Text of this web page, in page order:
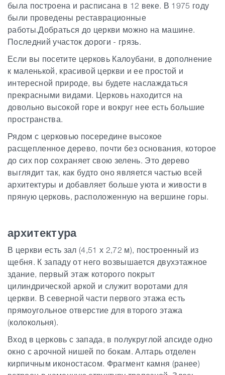
была построена и расписана в 12 веке. В 1975 году
были проведены реставрационные
работы.Добраться до церкви можно на машине.
Последний участок дороги - грязь.
Если вы посетите церковь Калоубани, в дополнение
к маленькой, красивой церкви и ее простой и
интересной природе, вы будете наслаждаться
прекрасными видами. Церковь находится на
довольно высокой горе и вокруг нее есть большие
пространства.
Рядом с церковью посередине высокое
расщепленное дерево, почти без основания, которое
до сих пор сохраняет свою зелень. Это дерево
выглядит так, как будто оно является частью всей
архитектуры и добавляет больше уюта и живости в
пряную церковь, расположенную на вершине горы.
архитектура
В церкви есть зал (4,51 х 2,72 м), построенный из
щебня. К западу от него возвышается двухэтажное
здание, первый этаж которого покрыт
цилиндрической аркой и служит воротами для
церкви. В северной части первого этажа есть
прямоугольное отверстие для второго этажа
(колокольня).
Вход в церковь с запада, в полукруглой апсиде одно
окно с арочной нишей по бокам. Алтарь отделен
кирпичным иконостасом. Фрагмент камня (ранее)